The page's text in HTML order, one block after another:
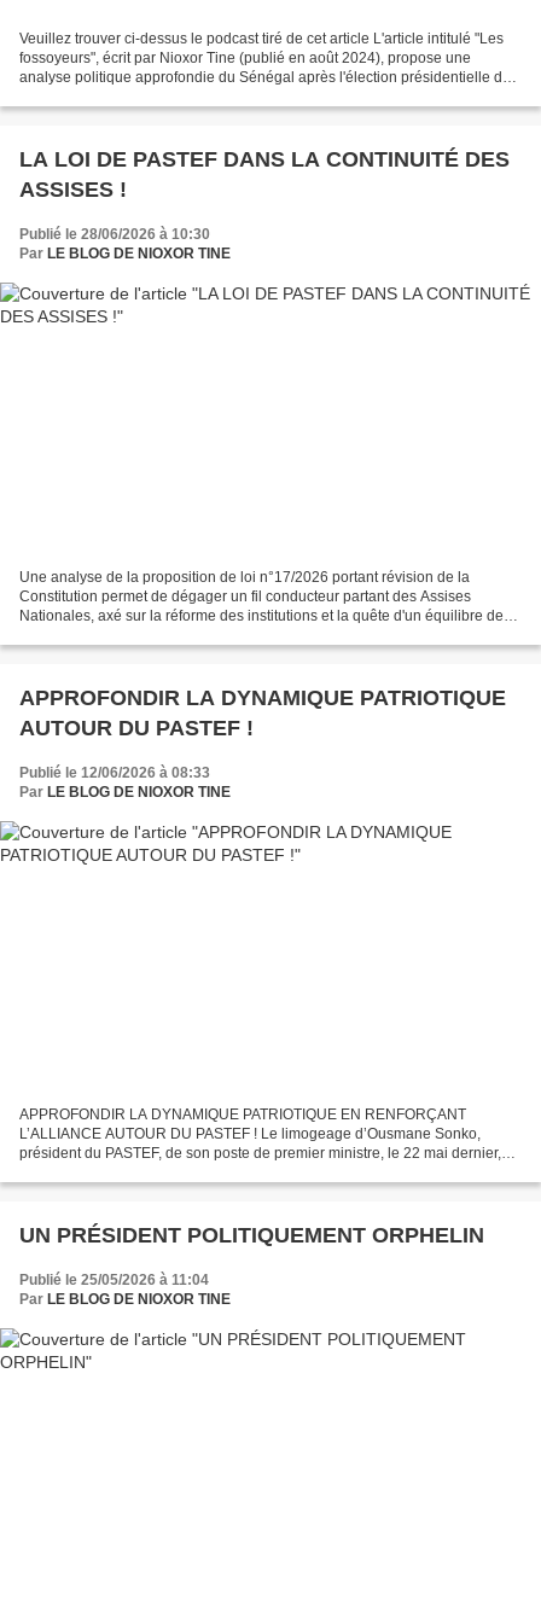
Veuillez trouver ci-dessus le podcast tiré de cet article L'article intitulé "Les
fossoyeurs", écrit par Nioxor Tine (publié en août 2024), propose une
analyse politique approfondie du Sénégal après l'élection présidentielle de
LA LOI DE PASTEF DANS LA CONTINUITÉ DES
ASSISES !
Publié le 28/06/2026 à 10:30
Par LE BLOG DE NIOXOR TINE
Une analyse de la proposition de loi n°17/2026 portant révision de la
Constitution permet de dégager un fil conducteur partant des Assises
Nationales, axé sur la réforme des institutions et la quête d'un équilibre des
APPROFONDIR LA DYNAMIQUE PATRIOTIQUE
AUTOUR DU PASTEF !
Publié le 12/06/2026 à 08:33
Par LE BLOG DE NIOXOR TINE
APPROFONDIR LA DYNAMIQUE PATRIOTIQUE EN RENFORÇANT
L’ALLIANCE AUTOUR DU PASTEF ! Le limogeage d’Ousmane Sonko,
président du PASTEF, de son poste de premier ministre, le 22 mai dernier,
UN PRÉSIDENT POLITIQUEMENT ORPHELIN
Publié le 25/05/2026 à 11:04
Par LE BLOG DE NIOXOR TINE